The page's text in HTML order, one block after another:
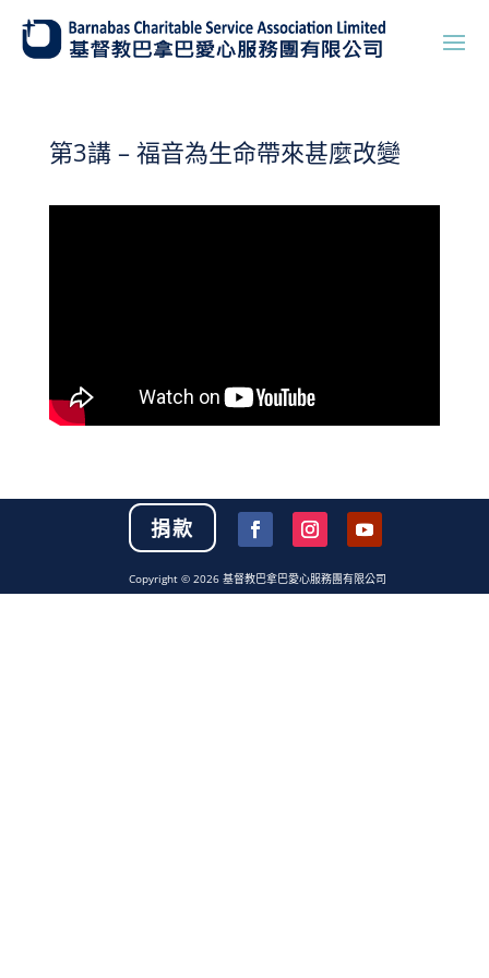
第3講 – 福音為生命帶來甚麼改變
捐款
Copyright © 2026 基督教巴拿巴愛心服務團有限公司